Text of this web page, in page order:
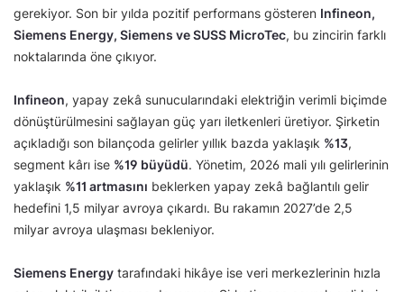
gerekiyor. Son bir yılda pozitif performans gösteren Infineon,
Siemens Energy, Siemens ve SUSS MicroTec, bu zincirin farklı
noktalarında öne çıkıyor.
Infineon, yapay zekâ sunucularındaki elektriğin verimli biçimde
dönüştürülmesini sağlayan güç yarı iletkenleri üretiyor. Şirketin
açıkladığı son bilançoda gelirler yıllık bazda yaklaşık %13,
segment kârı ise %19 büyüdü. Yönetim, 2026 mali yılı gelirlerinin
yaklaşık %11 artmasını beklerken yapay zekâ bağlantılı gelir
hedefini 1,5 milyar avroya çıkardı. Bu rakamın 2027’de 2,5
milyar avroya ulaşması bekleniyor.
Siemens Energy tarafındaki hikâye ise veri merkezlerinin hızla